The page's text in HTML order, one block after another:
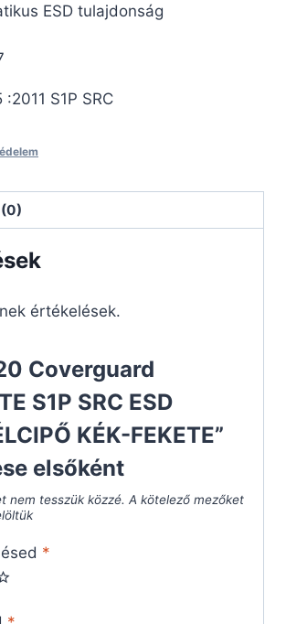
ESD tulajdonság
S1P SRC
értékelések.
Coverguard
S1P SRC ESD
KÉK-FEKETE”
elsőként
nem tesszük közzé. A kötelező mezőket
*